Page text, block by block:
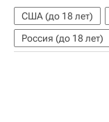
США (до 18 лет)
Россия (до 18 лет)